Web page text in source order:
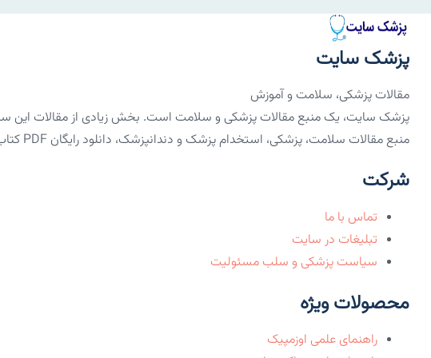
پزشک سایت
مقالات پزشکی، سلامت و آموزش
پزشک سایت، یک منبع مقالات پزشکی و سلامت است. بخش زیادی از مقالات این
منبع مقالات سلامت، پزشکی، استخدام پزشک و دندانپزشک، دانلود رایگان PDF کتاب‌های پزشکی.
شرکت
تماس با ما
تبلیغات در سایت
سیاست پزشکی و سلب مسئولیت
محصولات ویژه
راهنمای علمی اوزمپیک